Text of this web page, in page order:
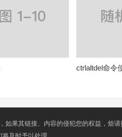
ctrlaltdel命令
如果其链接、内容的侵犯您的权益，烦